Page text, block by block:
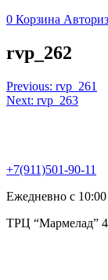
0 Корзина
rvp_262
Навигация
по
Previous: rvp_261
Next: rvp_263
+7(911)501-90-11
Ежедневно с
ТРЦ “Мармелад” 4